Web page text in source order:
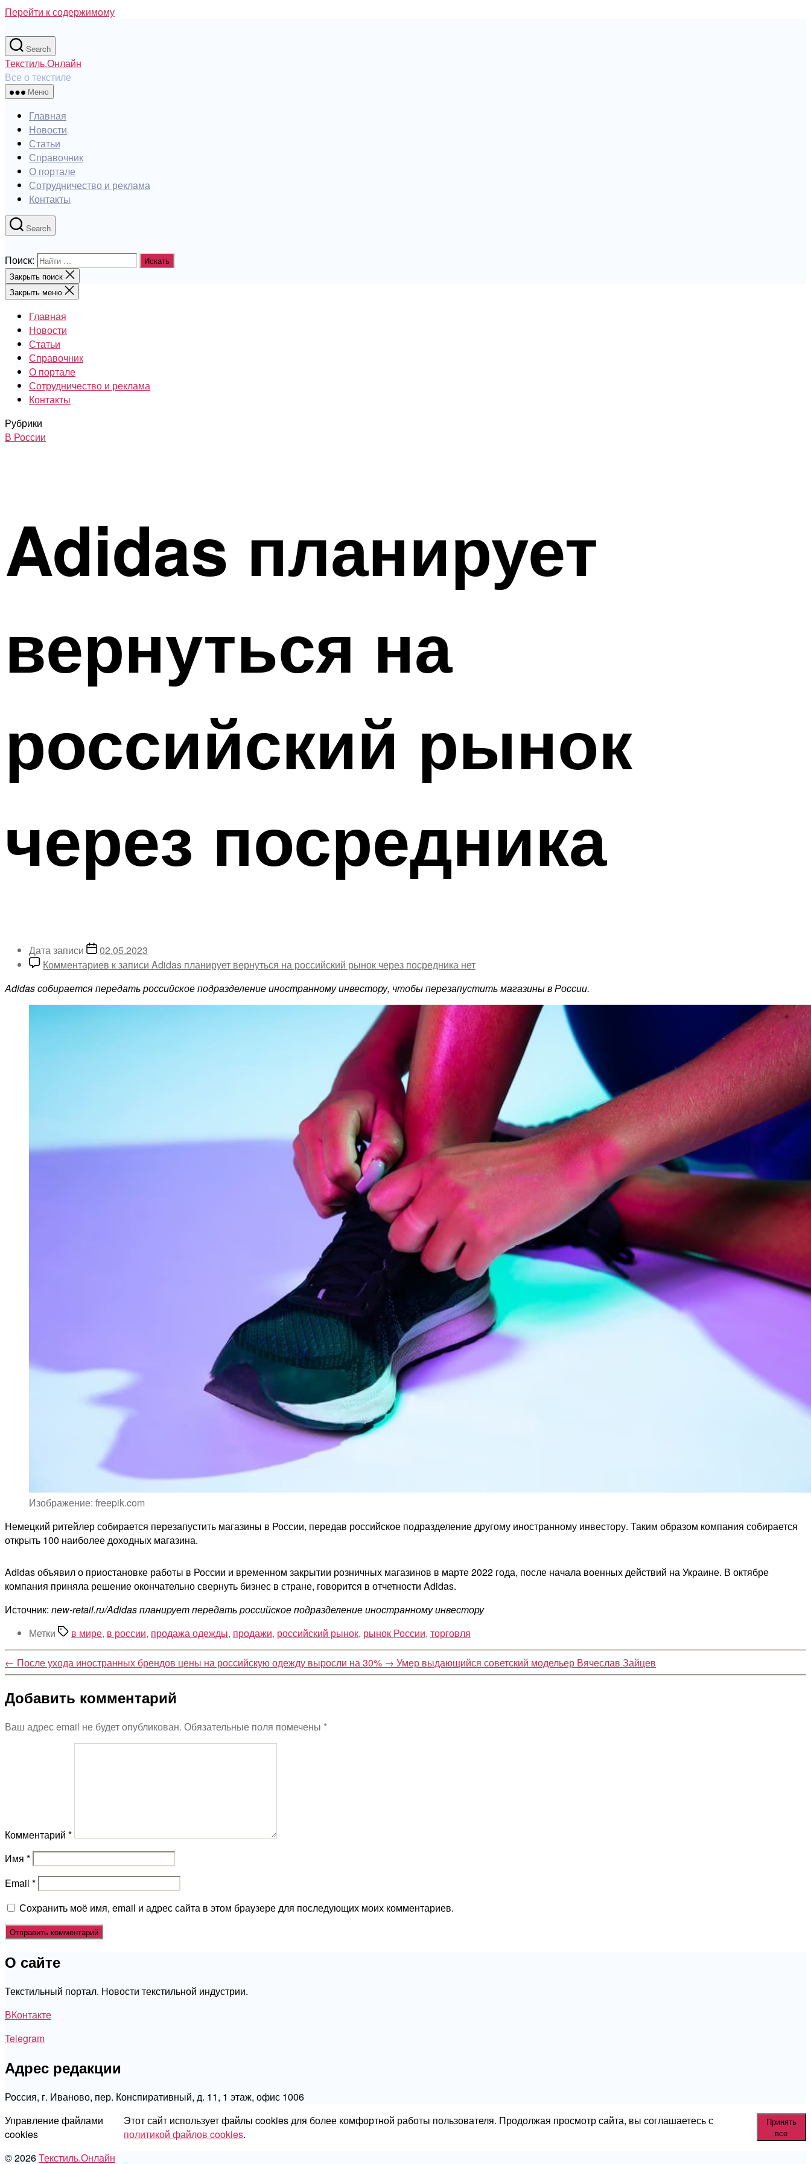
Перейти к содержимому
Search
Текстиль.Онлайн
Все о текстиле
Меню
Главная
Новости
Статьи
Справочник
О портале
Сотрудничество и реклама
Контакты
Search
Поиск:
Закрыть поиск
Закрыть меню
Главная
Новости
Статьи
Справочник
О портале
Сотрудничество и реклама
Контакты
Рубрики
В России
Adidas планирует
вернуться на
российский рынок
через посредника
Дата записи
02.05.2023
Комментариев к записи Adidas планирует вернуться на российский рынок через посредника нет
Adidasсобирается передать российское подразделение иностранному инвестору, чтобы перезапустить магазины в России.
Изображение: freepik.com
Немецкий ритейлер собирается перезапустить магазины в России, передав российское подразделение другому иностранному инвестору. Таким образом компания собирается
открыть 100 наиболее доходных магазина.
Adidas объявил о приостановке работы в России и временном закрытии розничных магазинов в марте 2022 года, после начала военных действий на Украине. В октябре
компания приняла решение окончательно свернуть бизнес в стране, говорится в отчетности Adidas.
Источник: new-retail.ru/Adidas планирует передать российское подразделение иностранному инвестору
Метки
в мире, в россии, продажа одежды, продажи, российский рынок, рынок России, торговля
← После ухода иностранных брендов цены на российскую одежду выросли на 30% → Умер выдающийся советский модельер Вячеслав Зайцев
Добавить комментарий
Ваш адрес email не будет опубликован. Обязательные поля помечены *
Комментарий *
Имя *
Email *
Сохранить моё имя, email и адрес сайта в этом браузере для последующих моих комментариев.
О сайте
Текстильный портал. Новости текстильной индустрии.
ВКонтакте
Telegram
Адрес редакции
Россия, г. Иваново, пер. Конспиративный, д. 11, 1 этаж, офис 1006
Управление файлами
cookies
Этот сайт использует файлы cookies для более комфортной работы пользователя. Продолжая просмотр сайта, вы соглашаетесь с
политикой файлов cookies.
Принять
все
© 2026Текстиль.Онлайн